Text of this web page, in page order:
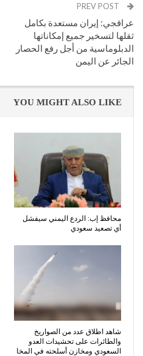
عراقجي: إيران مستعدة بكامل
ثقلها لتسخير جميع إمكاناتها
الدبلوماسية من أجل رفع الحصار
الجائر عن اليمن
YOU MIGHT ALSO LIKE
محافظ إب: الردع اليمني سيفشل
أي تصعيد سعودي
شاهد اطلاق عدد من الصواريخ
والطائرات على تحشيدات العدو
السعودي ومخازن أسلحته في المخا